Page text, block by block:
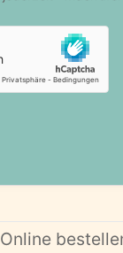
Online